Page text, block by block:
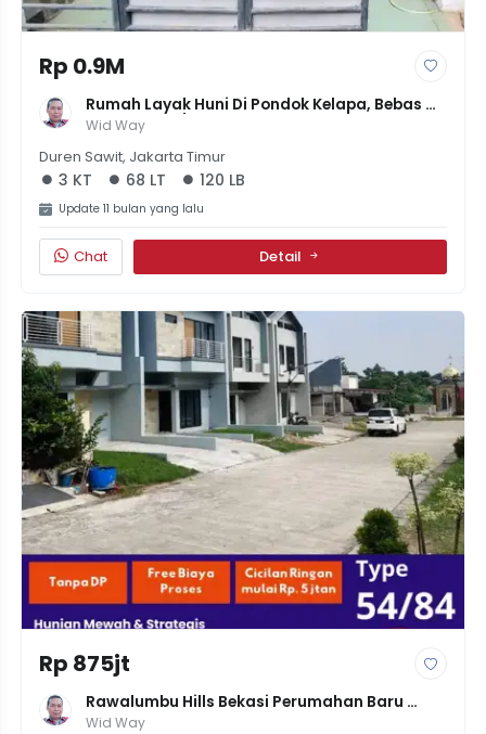
Rp 0.9M
Rumah Layak Huni Di Pondok Kelapa, Bebas
Banjir, LT 68/LB 120, 3KT+2KM, Jalan 2 Mobil,
Hanya 900 Juta!
Wid Way
Duren Sawit, Jakarta Timur
3 KT 68 LT 120 LB
Update 11 bulan yang lalu
Chat Detail
Rp 875jt
Rawalumbu Hills Bekasi Perumahan Baru
Cluster Elit By PT. Summarecon Agung Tbk
Wid Way